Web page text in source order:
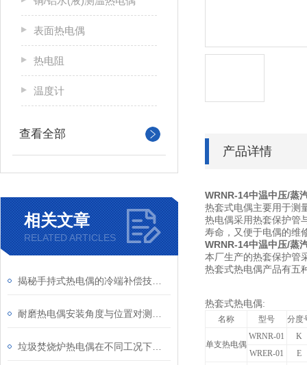
表面热电偶
热电阻
温度计
查看全部
相关文章
RELATED ARTICLES
产品详情
WRNR-14中温中压/蒸
热套式电偶主要用于测
热电偶采用热套保护管
寿命，又便于电偶的维
WRNR-14中温中压/蒸
本厂生产的热套保护管
热套式热电偶产品有五
热套式热电偶:
名称 型号 分度
单支热电偶
WRNR-01
K
WRER-01
E